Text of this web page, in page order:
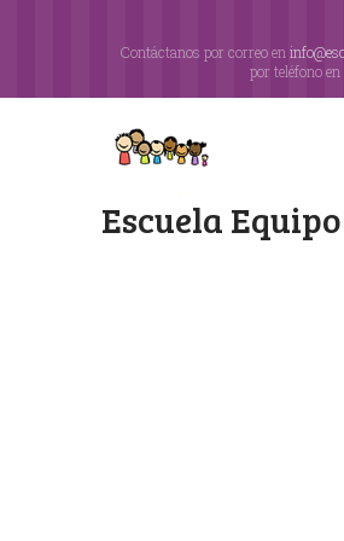
Contáctanos por correo en
por teléfono en
Escuela Equipo